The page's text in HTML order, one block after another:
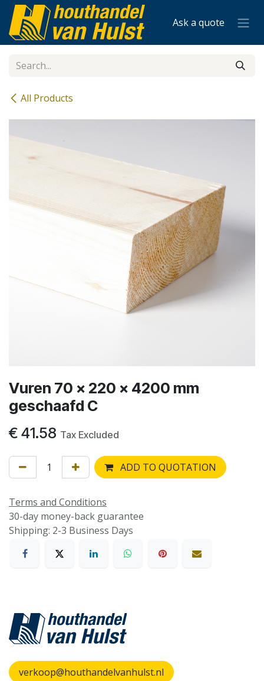
Skip to Content
Ask a quote
All Products
Vuren 70 x 220 x 4200 mm
geschaafd C
€ 41.58 Tax Excluded
ADD TO QUOTATION
Terms and Conditions
30-day money-back guarantee
Shipping: 2-3 Business Days
verkoop@houthandelvanhulst.nl